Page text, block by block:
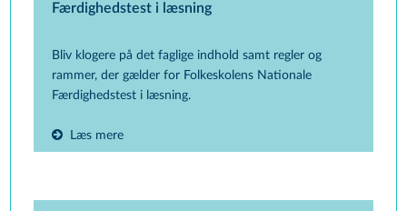
Færdighedstest i læsning
Bliv klogere på det faglige indhold samt regler og
rammer, der gælder for Folkeskolens Nationale
Færdighedstest i læsning.
Læs mere